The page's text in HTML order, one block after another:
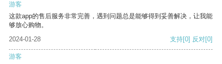
游客
这款app的售后服务非常完善，遇到问题总是能够得到妥善解决，让我能
够放心购物。
2024-01-28
支持[0] 反对[0]
游客